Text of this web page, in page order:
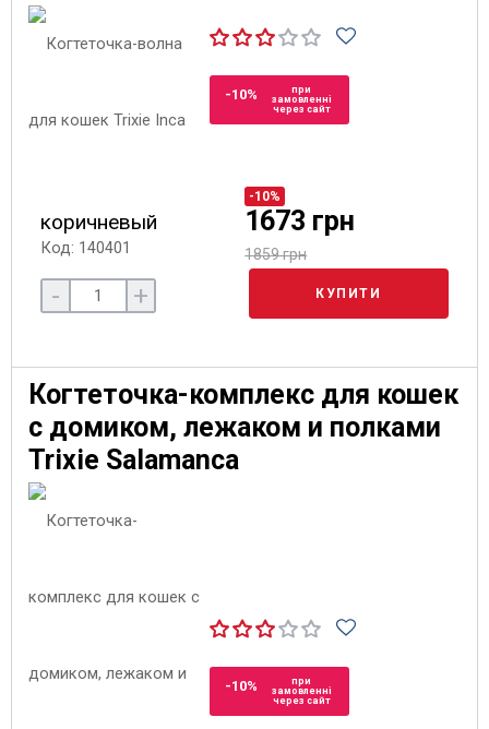
-10%
при
замовленні
через сайт
коричневый
Код: 140401
-10%
1673 грн
1859 грн
- + КУПИТИ
Когтеточка-комплекс для кошек
с домиком, лежаком и полками
Trixie Salamanca
-10%
при
замовленні
через сайт